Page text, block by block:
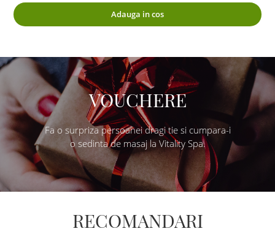
Adauga in cos
VOUCHERE
Fa o surpriza persoanei dragi tie si cumpara-i
o sedinta de masaj la Vitality Spa.
RECOMANDARI